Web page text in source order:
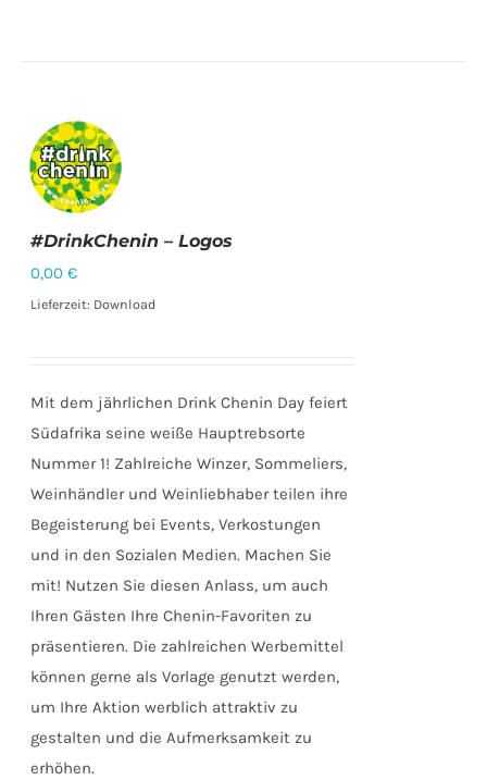
DETAILS
#DrinkChenin – Logos
0,00€
Lieferzeit: Download
Mit dem jährlichen Drink Chenin Day feiert
Südafrika seine weiße Hauptrebsorte
Nummer 1! Zahlreiche Winzer, Sommeliers,
Weinhändler und Weinliebhaber teilen ihre
Begeisterung bei Events, Verkostungen
und in den Sozialen Medien. Machen Sie
mit! Nutzen Sie diesen Anlass, um auch
Ihren Gästen Ihre Chenin-Favoriten zu
präsentieren. Die zahlreichen Werbemittel
können gerne als Vorlage genutzt werden,
um Ihre Aktion werblich attraktiv zu
gestalten und die Aufmerksamkeit zu
erhöhen.